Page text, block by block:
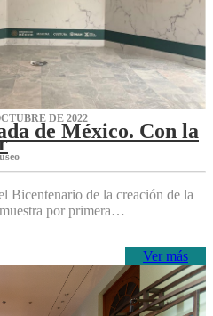
DE 2022
de México. Con la
Bicentenario de la creación de la
por primera…
Ver más